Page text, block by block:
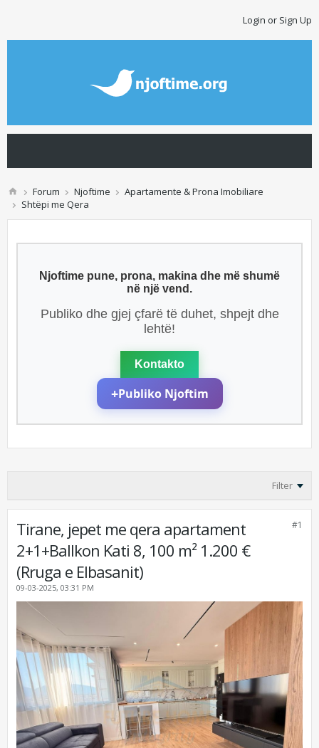
Login or Sign Up
Forum Njoftime
Apartamente & Prona Imobiliare
Shtëpi me Qera
Njoftime pune, prona, makina dhe më shumë
në një vend.
Publiko dhe gjej çfarë të duhet, shpejt dhe
lehtë!
Kontakto
+Publiko Njoftim
Filter
#1
Tirane, jepet me qera apartament
2+1+Ballkon Kati 8, 100 m² 1.200 €
(Rruga e Elbasanit)
09-03-2025, 03:31 PM